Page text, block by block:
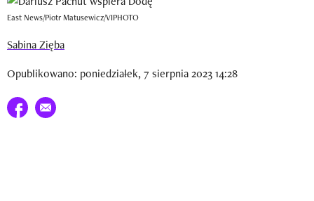
East News/Piotr Matusewicz/VIPHOTO
Sabina Zięba
Opublikowano: poniedziałek, 7 sierpnia 2023 14:28
Udostępnij na facebook
E-mail do przyjaciela